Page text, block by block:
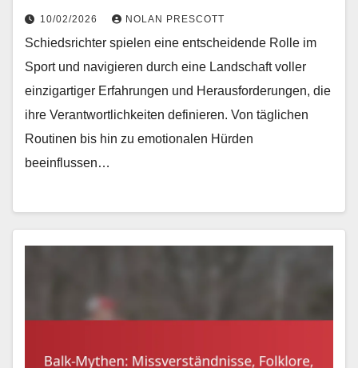
10/02/2026 NOLAN PRESCOTT
Schiedsrichter spielen eine entscheidende Rolle im
Sport und navigieren durch eine Landschaft voller
einzigartiger Erfahrungen und Herausforderungen, die
ihre Verantwortlichkeiten definieren. Von täglichen
Routinen bis hin zu emotionalen Hürden
beeinflussen…